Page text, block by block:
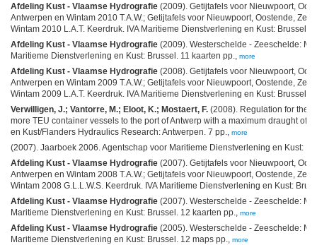
Afdeling Kust - Vlaamse Hydrografie (2009). Getijtafels voor Nieuwpoort,
Antwerpen en Wintam 2010 T.A.W.; Getijtafels voor Nieuwpoort, Oostende,
Wintam 2010 L.A.T. Keerdruk. IVA Maritieme Dienstverlening en Kust: Brussel.
Afdeling Kust - Vlaamse Hydrografie (2009). Westerschelde - Zeeschelde:
Maritieme Dienstverlening en Kust: Brussel. 11 kaarten pp.,
more
Afdeling Kust - Vlaamse Hydrografie (2008). Getijtafels voor Nieuwpoort,
Antwerpen en Wintam 2009 T.A.W.; Getijtafels voor Nieuwpoort, Oostende,
Wintam 2009 L.A.T. Keerdruk. IVA Maritieme Dienstverlening en Kust: Brussel.
Verwilligen, J.; Vantorre, M.; Eloot, K.; Mostaert, F. (2008). Regulation for the
more TEU container vessels to the port of Antwerp with a maximum draught of
en Kust/Flanders Hydraulics Research: Antwerpen. 7 pp.,
more
(2007). Jaarboek 2006. Agentschap voor Maritieme Dienstverlening en Kust:
Afdeling Kust - Vlaamse Hydrografie (2007). Getijtafels voor Nieuwpoort,
Antwerpen en Wintam 2008 T.A.W.; Getijtafels voor Nieuwpoort, Oostende,
Wintam 2008 G.L.L.W.S. Keerdruk. IVA Maritieme Dienstverlening en Kust:
Afdeling Kust - Vlaamse Hydrografie (2007). Westerschelde - Zeeschelde:
Maritieme Dienstverlening en Kust: Brussel. 12 kaarten pp.,
more
Afdeling Kust - Vlaamse Hydrografie (2005). Westerschelde - Zeeschelde:
Maritieme Dienstverlening en Kust: Brussel. 12 maps pp.,
more